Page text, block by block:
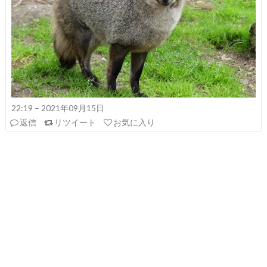
22:19 – 2021年09月15日
返信
リツイート お気に入り